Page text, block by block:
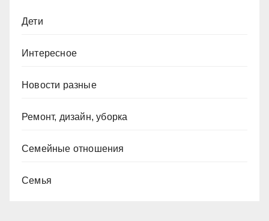
Дети
Интересное
Новости разные
Ремонт, дизайн, уборка
Семейные отношения
Семья